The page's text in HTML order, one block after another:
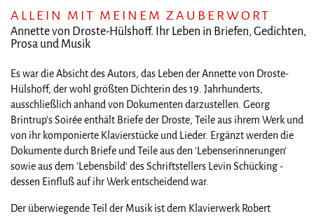
ALLEIN MIT MEINEM ZAUBERWORT
Annette von Droste-Hülshoff. Ihr Leben in Briefen, Gedichten,
Prosa und Musik
Es war die Absicht des Autors, das Leben der Annette von Droste-
Hülshoff, der wohl größten Dichterin des 19. Jahrhunderts,
ausschließlich anhand von Dokumenten darzustellen. Georg
Brintrup's Soirée enthält Briefe der Droste, Teile aus ihrem Werk und
von ihr komponierte Klavierstücke und Lieder. Ergänzt werden die
Dokumente durch Briefe und Teile aus den 'Lebenserinnerungen'
sowie aus dem 'Lebensbild' des Schriftstellers Levin Schücking -
dessen Einfluß auf ihr Werk entscheidend war.
Der überwiegende Teil der Musik ist dem Klavierwerk Robert